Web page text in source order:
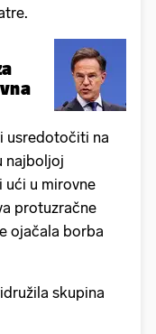
usredotočiti na
najboljoj
u mirovne
protuzračne
ojačala borba
skupina